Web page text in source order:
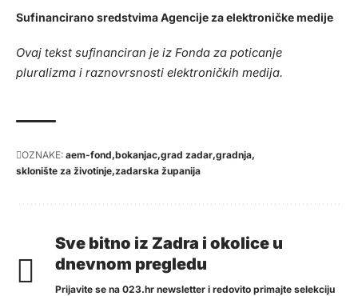
Sufinancirano sredstvima Agencije za elektroničke medije
Ovaj tekst sufinanciran je iz Fonda za poticanje
pluralizma i raznovrsnosti elektroničkih medija.
OZNAKE: aem-fond bokanjac grad zadar gradnja
sklonište za životinje zadarska županija
Sve bitno iz Zadra i okolice u
dnevnom pregledu
Prijavite se na 023.hr newsletter i redovito primajte selekciju